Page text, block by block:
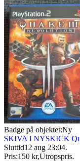
Badge på objektet:Ny
SKIVA I NYSKICK
Sluttid12 aug 23:04.
Pris:150 kr,Utropspris.